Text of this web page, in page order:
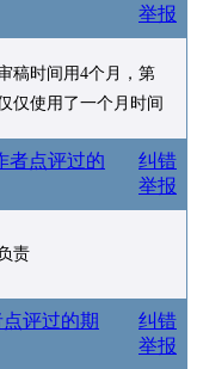
举报
稿时间用4个月，第
仅使用了一个月时间
者点评过的
纠错
举报
责
评过的期
纠错
举报